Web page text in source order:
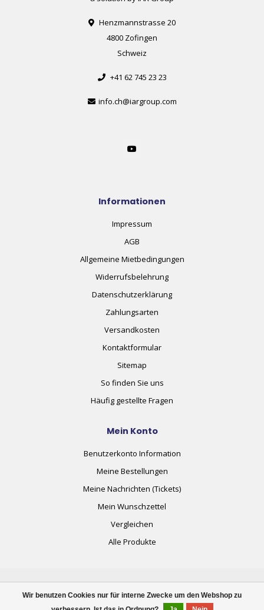
Wir benutzen Cookies nur für interne Zwecke um den Webshop zu
Henzmannstrasse 20
4800 Zofingen
Schweiz
+41 62 745 23 23
info.ch@iargroup.com
Informationen
Impressum
AGB
Allgemeine Mietbedingungen
Widerrufsbelehrung
Datenschutzerklärung
Zahlungsarten
Versandkosten
Kontaktformular
Sitemap
So finden Sie uns
Häufig gestellte Fragen
Mein Konto
Benutzerkonto Information
Meine Bestellungen
Meine Nachrichten (Tickets)
Mein Wunschzettel
Vergleichen
Alle Produkte